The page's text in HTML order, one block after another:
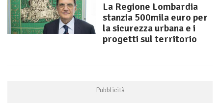
La Regione Lombardia
stanzia 500mila euro per
la sicurezza urbana e i
progetti sul territorio